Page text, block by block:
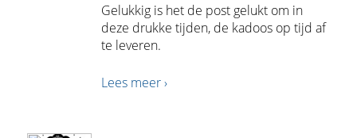
Gelukkig is het de post gelukt om in
deze drukke tijden, de kadoos op tijd af
te leveren.
Lees meer ›